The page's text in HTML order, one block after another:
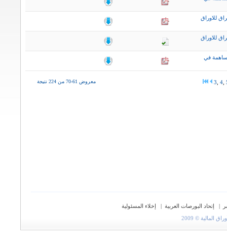
للاوراق
للاوراق
في
معروض 61-70 من 224 نتيجة 3 4
| إتحاد البورصات العربية |
إخلاء المسئولية
© 2009